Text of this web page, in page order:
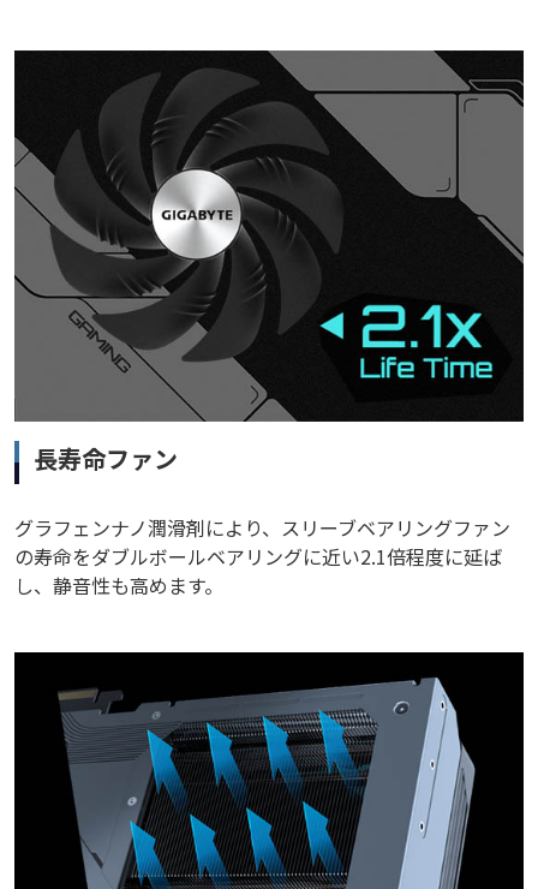
長寿命ファン
グラフェンナノ潤滑剤により、スリーブベアリングファン
の寿命をダブルボールベアリングに近い2.1倍程度に延ば
し、静音性も高めます。